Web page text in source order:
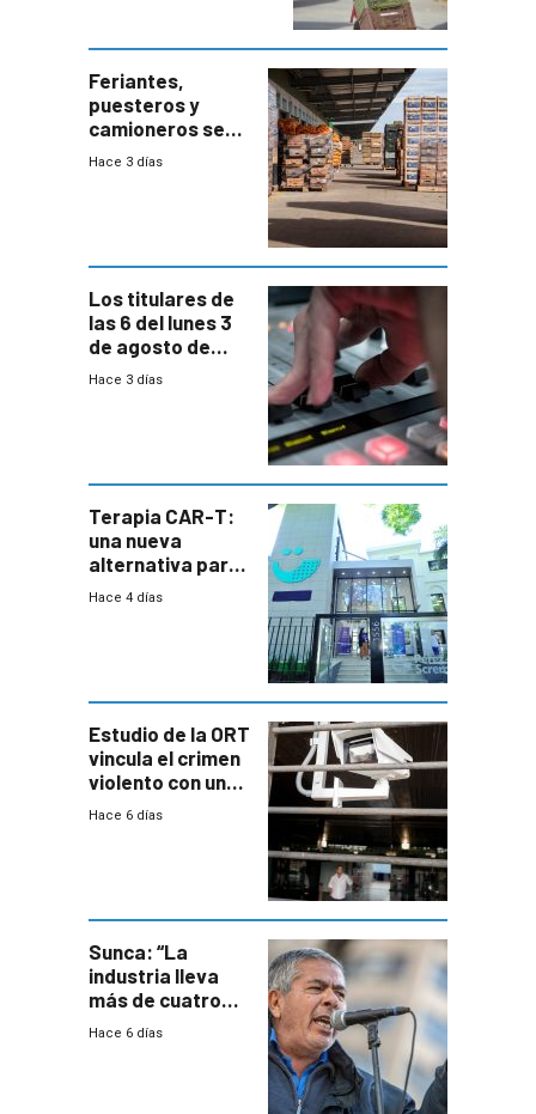
Feriantes,
puesteros y
camioneros se
movilizaron en
Hace 3 días
Los titulares de
las 6 del lunes 3
de agosto de
2026
Hace 3 días
Terapia CAR-T:
una nueva
alternativa para
niños y
Hace 4 días
Estudio de la ORT
vincula el crimen
violento con una
menor creación
Hace 6 días
Sunca: “La
industria lleva
más de cuatro
meses sin
Hace 6 días